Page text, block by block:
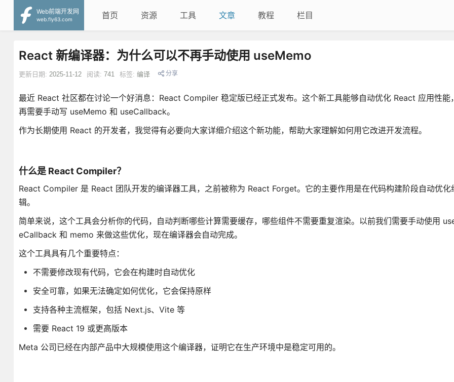
Web前端开发网
web.fly63.com
首页 资源 工具 文章 教程 栏目
React 新编译器：为什么可以不再手动使用 useMemo
更新日期: 2025-11-12 阅读: 741 标签: 编译 分享
最近 React 社区都在讨论一个好消息：React Compiler 稳定版已经正式发布。这个新工具能够自动优化 React 应用性能
再需要手动写 useMemo 和 useCallback。
作为长期使用 React 的开发者，我觉得有必要向大家详细介绍这个新功能，帮助大家理解如何用它改进开发流程。
什么是 React Compiler？
React Compiler 是 React 团队开发的编译器工具，之前被称为 React Forget。它的主要作用是在代码构建阶段自动优化
辑。
简单来说，这个工具会分析你的代码，自动判断哪些计算需要缓存，哪些组件不需要重复渲染。以前我们需要手动使用
eCallback 和 memo 来做这些优化，现在编译器会自动完成。
这个工具具有几个重要特点：
不需要修改现有代码，它会在构建时自动优化
安全可靠，如果无法确定如何优化，它会保持原样
支持各种主流框架，包括 Next.js、Vite 等
需要 React 19 或更高版本
Meta 公司已经在内部产品中大规模使用这个编译器，证明它在生产环境中是稳定可用的。